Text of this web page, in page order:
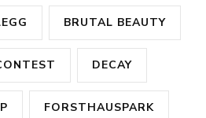
BRUTAL BEAUTY
DECAY
FORSTHAUSPARK